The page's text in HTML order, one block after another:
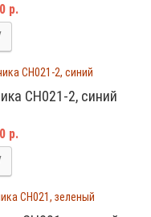
р.
CH021-2, синий
р.